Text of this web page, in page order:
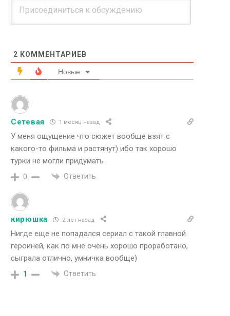
2 КОММЕНТАРИЕВ
Новые
Сетевая 1 месяц назад
У меня ощущение что сюжет вообще взят с
какого-то фильма и растянут) ибо так хорошо
турки не могли придумать
0 Ответить
кирюшка 2 лет назад
Нигде еще не попадался сериал с такой главной
героиней, как по мне очень хорошо проработано,
сыграла отлично, умничка вообще)
1 Ответить